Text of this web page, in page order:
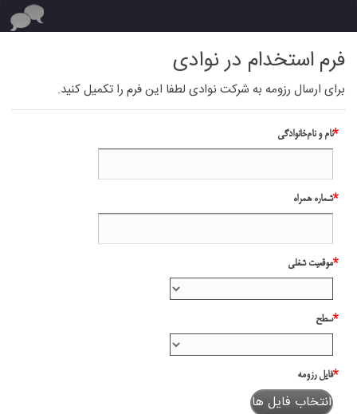
فرم استخدام در نوادی
برای ارسال رزومه به شرکت نوادی لطفا این فرم را تکمیل کنید.
نام و نام‌خانوادگی*
شماره همراه*
موقعیت شغلی*
سطح*
فایل رزومه*
انتخاب فایل ها